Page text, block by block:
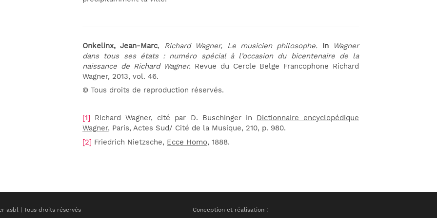
Onkelinx, Jean-Marc, Richard Wagner, Le musicien philosophe. In
Wagner
dans tous ses états : numéro spécial à l’occasion du bicentenaire de la
naissance de Richard Wagner. Revue du Cercle Belge Francophone Richard
Wagner, 2013, vol. 46.
© Tous droits de reproduction réservés.
[1] Richard Wagner, cité par D. Buschinger in Dictionnaire encyclopédique
Wagner, Paris, Actes Sud/ Cité de la Musique, 210, p. 980.
[2] Friedrich Nietzsche, Ecce Homo, 1888.
asbl | Tous droits réservés
Conception et réalisation :